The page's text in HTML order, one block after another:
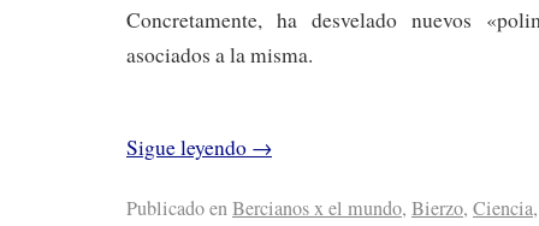
Concretamente, ha desvelado nuevos
asociados a la misma.
Sigue leyendo →
Publicado enBercianos x el mundo, Bierzo, Ciencia